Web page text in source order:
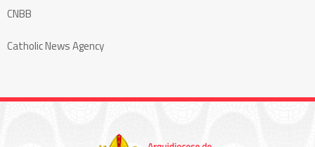
CNBB
Catholic News Agency